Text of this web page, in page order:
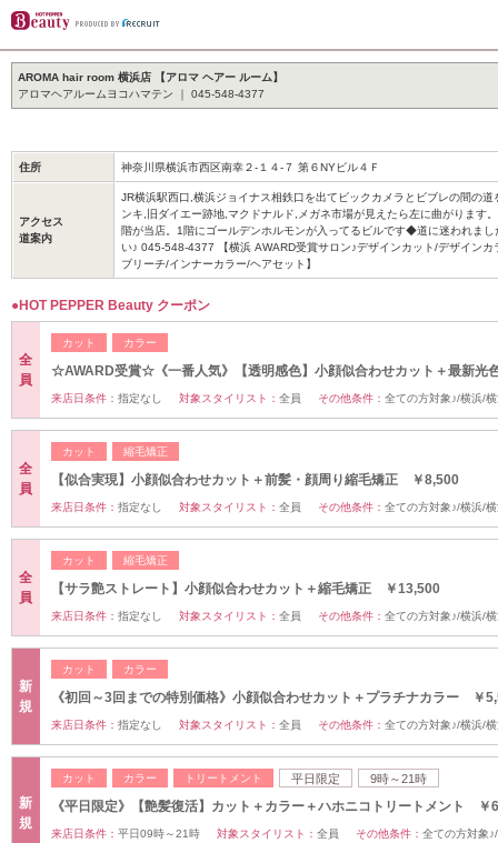
AROMA hair room 横浜店 【アロマ ヘアー ルーム】
アロマヘアルームヨコハマテン ｜ 045-548-4377
住所 神奈川県横浜市西区南幸２-１４-７ 第６NYビル４Ｆ
アクセス
道案内
JR横浜駅西口,横浜ジョイナス相鉄口を出てビックカメラとビブレの間の
ンキ,旧ダイエー跡地,マクドナルド,メガネ市場が見えたら左に曲がります
階が当店。1階にゴールデンホルモンが入ってるビルです◆道に迷われまし
い♪ 045-548-4377 【横浜 AWARD受賞サロン♪デザインカット/デザインカ
ブリーチ/インナーカラー/ヘアセット】
●HOT PEPPER Beauty クーポン
全
員
カット カラー
☆AWARD受賞☆《一番人気》【透明感色】小顔似合わせカット＋最新光
来店日条件： 指定なし 対象スタイリスト： 全員 その他条件： 全ての方対象♪/横浜/
全
員
カット 縮毛矯正
【似合実現】小顔似合わせカット＋前髪・顔周り縮毛矯正 ￥8,500
来店日条件： 指定なし 対象スタイリスト： 全員 その他条件： 全ての方対象♪/横浜/
全
員
カット 縮毛矯正
【サラ艶ストレート】小顔似合わせカット＋縮毛矯正 ￥13,500
来店日条件： 指定なし 対象スタイリスト： 全員 その他条件： 全ての方対象♪/横浜/
新
規
カット カラー
《初回～3回までの特別価格》小顔似合わせカット＋プラチナカラー ￥
来店日条件： 指定なし 対象スタイリスト： 全員 その他条件： 全ての方対象♪/横浜/
新
規
カット カラー トリートメント 平日限定 9時～21時
《平日限定》【艶髪復活】カット＋カラー＋ハホニコトリートメント ￥
来店日条件： 平日09時～21時 対象スタイリスト： 全員 その他条件： 全ての方対象